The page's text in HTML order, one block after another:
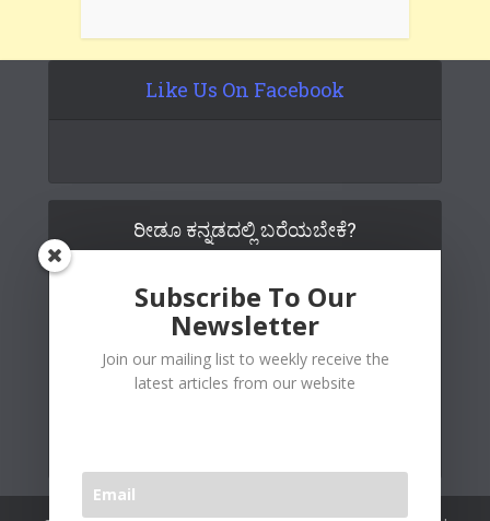
Like Us On Facebook
ರೀಡೂ ಕನ್ನಡದಲ್ಲಿ ಬರೆಯಬೇಕೆ?
Subscribe To Our
Newsletter
Join our mailing list to weekly receive the
latest articles from our website